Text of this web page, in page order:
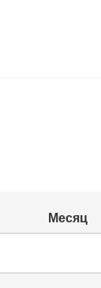
Месяц